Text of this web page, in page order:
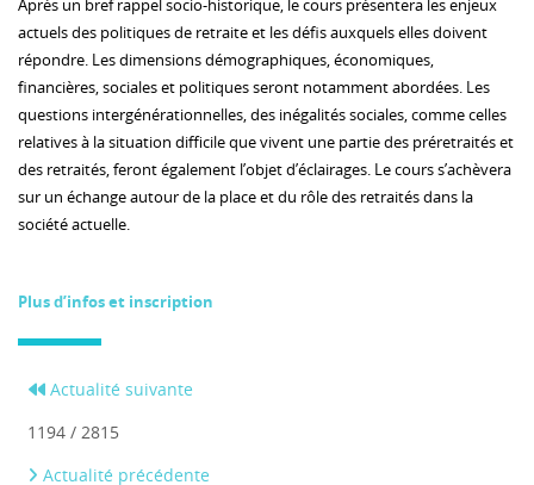
Après un bref rappel socio-historique, le cours présentera les enjeux
actuels des politiques de retraite et les défis auxquels elles doivent
répondre. Les dimensions démographiques, économiques,
financières, sociales et politiques seront notamment abordées. Les
questions intergénérationnelles, des inégalités sociales, comme celles
relatives à la situation difficile que vivent une partie des préretraités et
des retraités, feront également l’objet d’éclairages. Le cours s’achèvera
sur un échange autour de la place et du rôle des retraités dans la
société actuelle.
Plus d’infos et inscription
Actualité suivante
1194 / 2815
Actualité précédente